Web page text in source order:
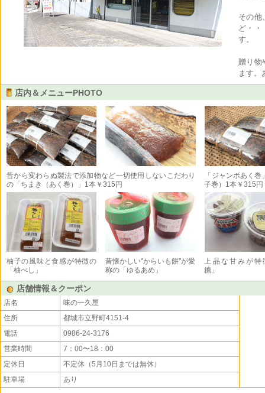
その他
ど・・
す。
贈り物
ます。
店内＆メニューPHOTO
昔から変わらぬ製法で添加物など一切使用しないこだわり
の「ちまき（あく巻）」1本￥315円
「ジャンボあく
子巻）1本￥315円
柚子の風味と食感が特徴の
「柚べし」
昔懐かしい"からいも餅"が愛
称の「ゆるあめ」
上品な甘みが特
糖」
店舗情報＆クーポン
店名
味の一久屋
住所
都城市立野町4151-4
電話
0986-24-3176
営業時間
7：00〜18：00
定休日
不定休（5月10日までは無休）
駐車場
あり